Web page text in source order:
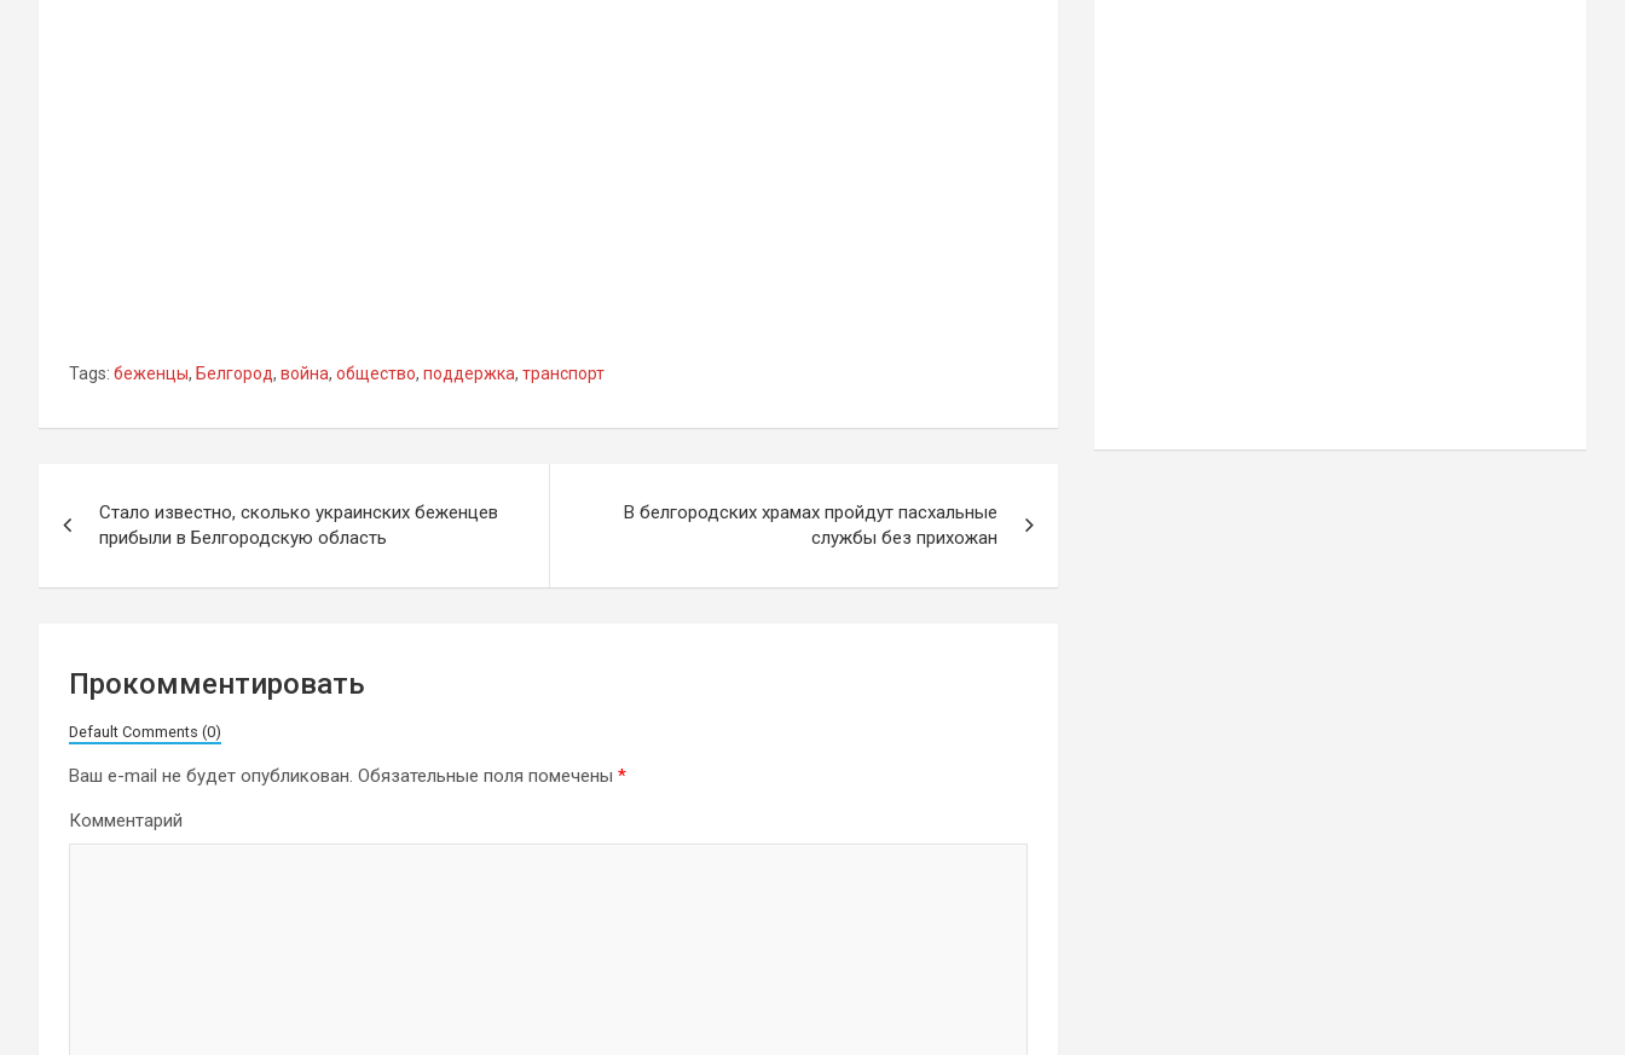
Tags: беженцы, Белгород, война, общество, поддержка, транспорт
по
записям
Стало известно, сколько украинских беженцев
прибыли в Белгородскую область
В белгородских храмах пройдут пасхальные
службы без прихожан
Прокомментировать
Default Comments (0)
Ваш e-mail не будет опубликован. Обязательные поля помечены *
Комментарий